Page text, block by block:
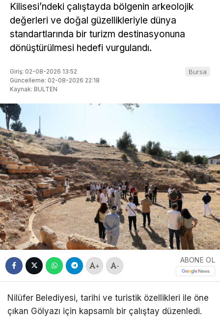
Kilisesi’ndeki çalıştayda bölgenin arkeolojik
değerleri ve doğal güzellikleriyle dünya
standartlarında bir turizm destinasyonuna
dönüştürülmesi hedefi vurgulandı.
Giriş: 02-08-2026 13:52
Güncelleme: 02-08-2026 22:18
Kaynak: BULTEN
Bursa
+ -
ABONE OL
Nilüfer Belediyesi, tarihi ve turistik özellikleri ile öne
çıkan Gölyazı için kapsamlı bir çalıştay düzenledi.